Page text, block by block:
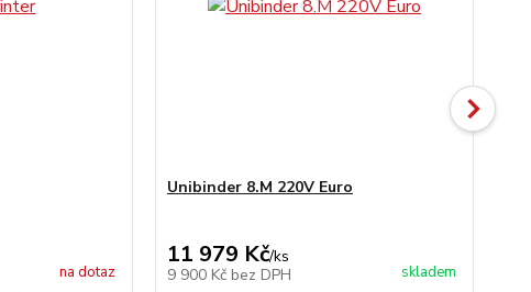
na dotaz
Unibinder 8.M 220V Euro
11 979 Kč/ks
9 900 Kč bez DPH skladem